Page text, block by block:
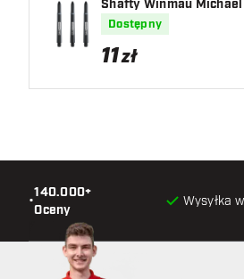
Shafty Winmau
Dostępny
11zł
•
140.000+
Oceny
Wysyłka